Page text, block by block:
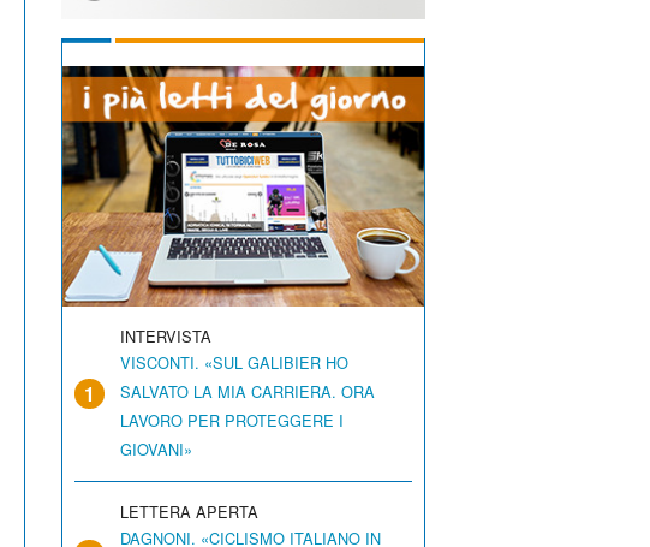
1
INTERVISTA
VISCONTI. «SUL GALIBIER HO
SALVATO LA MIA CARRIERA. ORA
LAVORO PER PROTEGGERE I
GIOVANI»
LETTERA APERTA
DAGNONI. «CICLISMO ITALIANO IN